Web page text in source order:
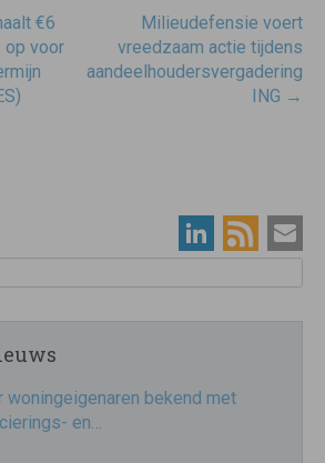
€6
op voor
Milieudefensie voert
vreedzaam actie tijdens
aandeelhoudersvergadering
ING →
woningeigenaren bekend met
en…